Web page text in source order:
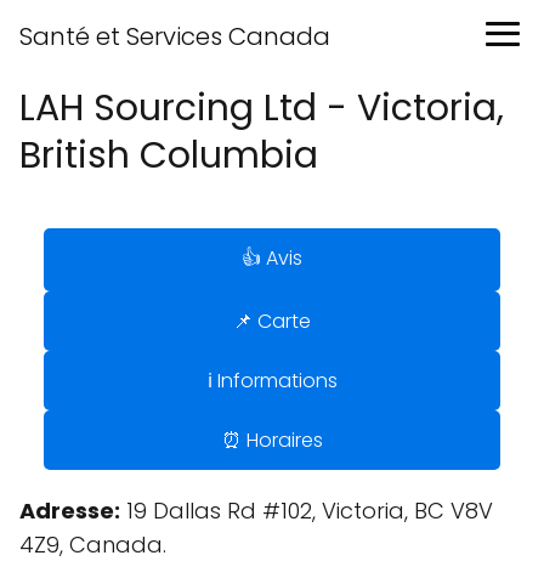
Santé et Services Canada
LAH Sourcing Ltd - Victoria,
British Columbia
👍 Avis
📌 Carte
ℹ️ Informations
⏰ Horaires
Adresse: 19 Dallas Rd #102, Victoria, BC V8V
4Z9, Canada.